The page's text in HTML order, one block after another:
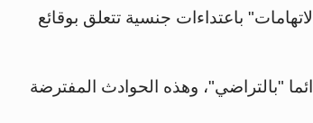
باعتداءات جنسية تتعلق بوقائع
"بالتراضي"، وهذه الحوادث المفترضة